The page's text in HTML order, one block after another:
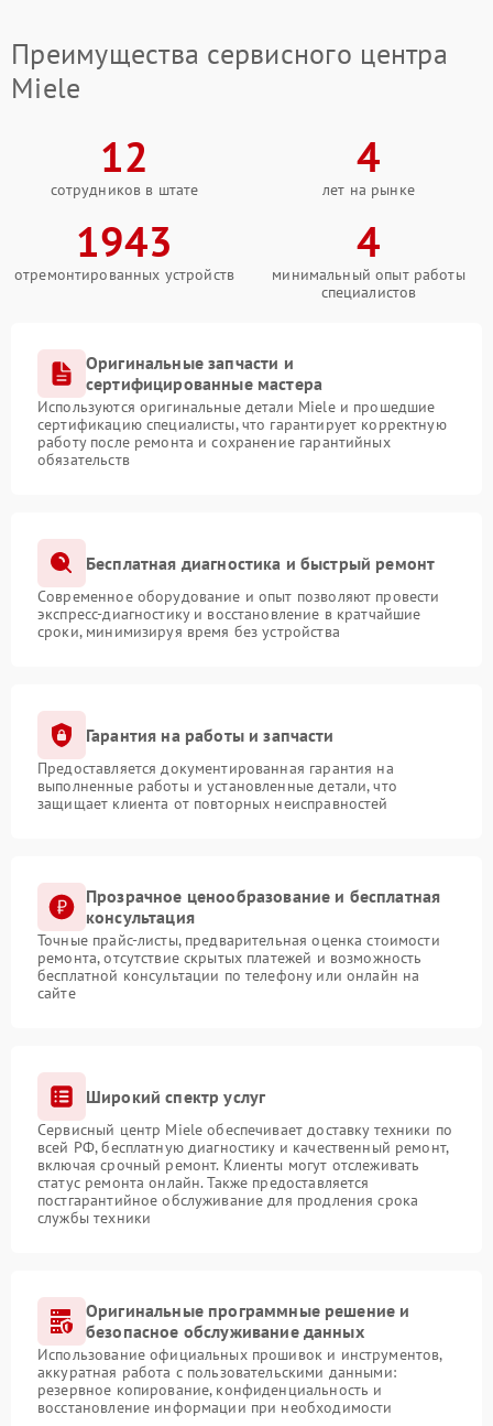
Преимущества сервисного центра
Miele
12
сотрудников в штате
4
лет на рынке
1943
отремонтированных устройств
4
минимальный опыт работы
специалистов
Оригинальные запчасти и
сертифицированные мастера
Используются оригинальные детали Miele и прошедшие
сертификацию специалисты, что гарантирует корректную
работу после ремонта и сохранение гарантийных
обязательств
Бесплатная диагностика и быстрый ремонт
Современное оборудование и опыт позволяют провести
экспресс-диагностику и восстановление в кратчайшие
сроки, минимизируя время без устройства
Гарантия на работы и запчасти
Предоставляется документированная гарантия на
выполненные работы и установленные детали, что
защищает клиента от повторных неисправностей
Прозрачное ценообразование и бесплатная
консультация
Точные прайс-листы, предварительная оценка стоимости
ремонта, отсутствие скрытых платежей и возможность
бесплатной консультации по телефону или онлайн на
сайте
Широкий спектр услуг
Сервисный центр Miele обеспечивает доставку техники по
всей РФ, бесплатную диагностику и качественный ремонт,
включая срочный ремонт. Клиенты могут отслеживать
статус ремонта онлайн. Также предоставляется
постгарантийное обслуживание для продления срока
службы техники
Оригинальные программные решение и
безопасное обслуживание данных
Использование официальных прошивок и инструментов,
аккуратная работа с пользовательскими данными:
резервное копирование, конфиденциальность и
восстановление информации при необходимости